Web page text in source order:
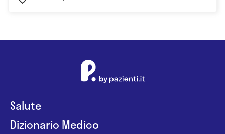
Salute
Dizionario Medico